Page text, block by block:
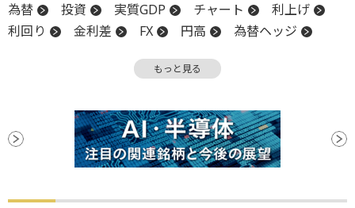
為替
投資 実質GDP チャート
利上げ
利回り
金利差 FX 円高
為替ヘッジ
上値 関税
もっと見る